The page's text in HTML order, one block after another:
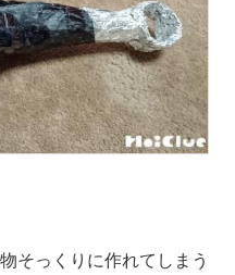
そっくりに作れてしまう